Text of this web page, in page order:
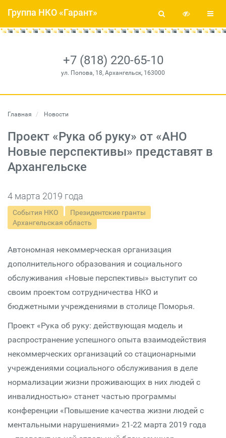
+7 (818) 220-65-10
ул. Попова, 18, Архангельск, 163000
Группа НКО «Гарант»
Главная Новости
Проект «Рука об руку» от «АНО
Новые перспективы» представят в
Архангельске
4 марта 2019 года
События НКО
Президентские гранты
Архангельская область
Автономная некоммерческая организация
дополнительного образования и социального
обслуживания «Новые перспективы» выступит со
своим проектом сотрудничества НКО и
бюджетными учреждениями в столице Поморья.
Проект «Рука об руку: действующая модель и
распространение успешного опыта взаимодействия
некоммерческих организаций со стационарными
учреждениями социального обслуживания в деле
нормализации жизни проживающих в них людей с
инвалидностью» станет частью программы
конференции «Повышение качества жизни людей с
ментальными нарушениями» 21-22 марта 2019 года